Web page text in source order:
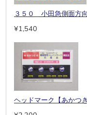
３５０ 小田急側面方
¥1,540
ヘッドマーク【あかつ